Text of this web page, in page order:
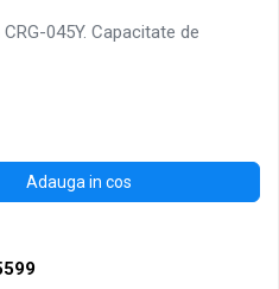
045Y. Capacitate de
Adauga in cos